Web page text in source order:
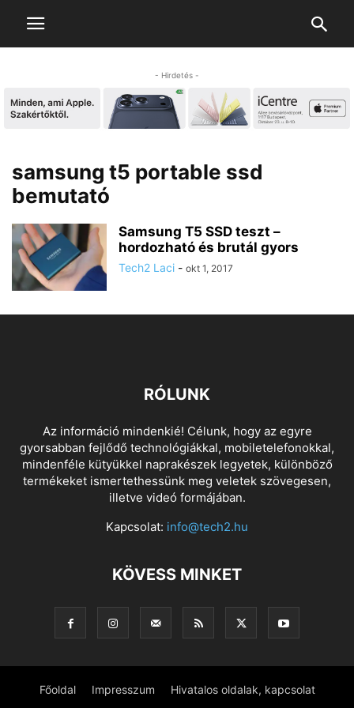
- Hirdetés -
samsung t5 portable ssd
bemutató
Samsung T5 SSD teszt –
hordozható és brutál gyors
Tech2 Laci - okt 1, 2017
RÓLUNK
Az információ mindenkié! Célunk, hogy az egyre
gyorsabban fejlődő technológiákkal, mobiletelefonokkal,
mindenféle kütyükkel naprakészek legyetek, különböző
termékeket ismertethessünk meg veletek szövegesen,
illetve videó formájában.
Kapcsolat: info@tech2.hu
KÖVESS MINKET
Főoldal Impresszum Hivatalos oldalak, kapcsolat